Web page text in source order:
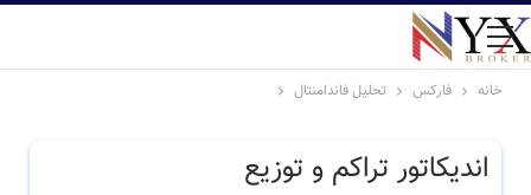
خانه فارکس تحلیل فاندامنتال
اندیکاتور تراکم و توزیع